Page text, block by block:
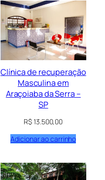
Clínica de recuperação
Masculina em
Araçoiaba da Serra –
SP
R$13.500,00
Adicionar ao carrinho